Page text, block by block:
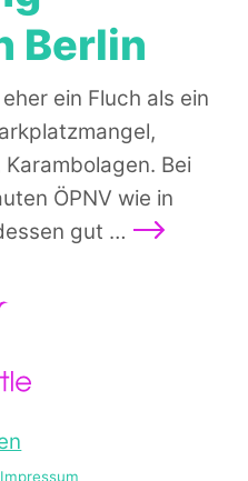
Berlin
ein Fluch als ein
Bei
ÖPNV wie in
gut … Weiterlesen
Impressum